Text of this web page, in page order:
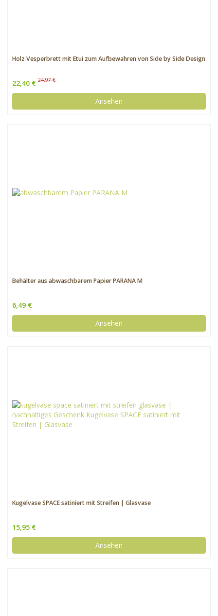
Holz Vesperbrett mit Etui zum Aufbewahren von Side by Side Design
22,40 € 24,97 €
Ansehen
Behälter aus abwaschbarem Papier PARANA M
6,49 €
Ansehen
Kugelvase SPACE satiniert mit Streifen | Glasvase
15,95 €
Ansehen